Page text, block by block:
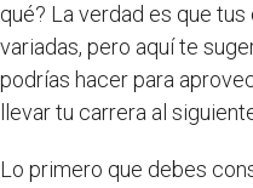
qué? La verdad es que
variadas, pero aquí te
podrías hacer para
llevar tu carrera al
Lo primero que debes